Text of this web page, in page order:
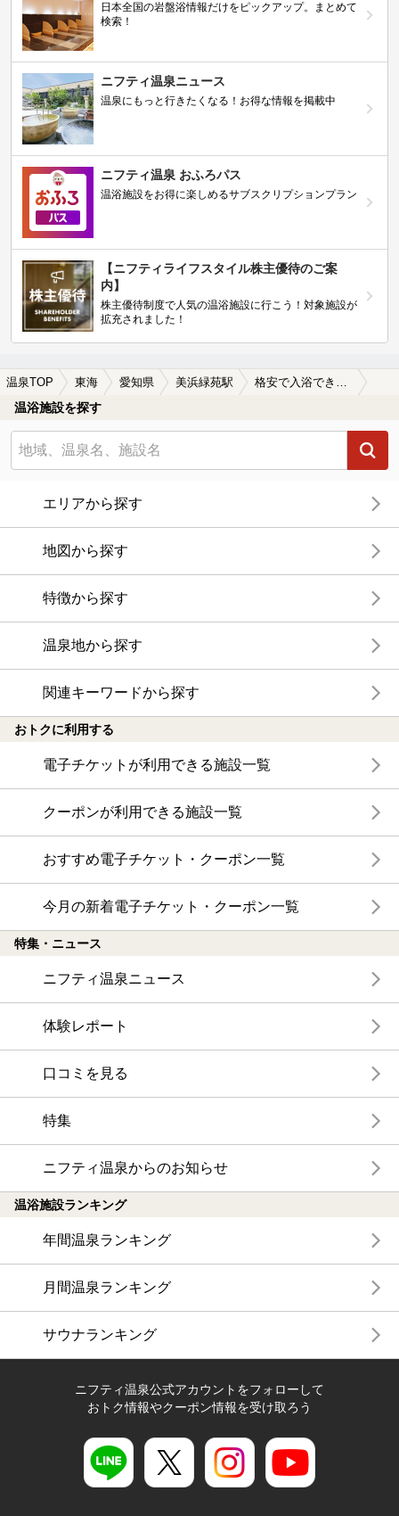
日本全国の岩盤浴情報だけをピックアップ。まとめて
検索！
ニフティ温泉ニュース
温泉にもっと行きたくなる！お得な情報を掲載中
ニフティ温泉 おふろパス
温浴施設をお得に楽しめるサブスクリプションプラン
【ニフティライフスタイル株主優待のご案
内】
株主優待制度で人気の温浴施設に行こう！対象施設が
拡充されました！
温泉TOP 東海 愛知県 美浜緑苑駅 格安で入浴できる美浜緑苑駅近くの温泉、日帰り温泉、スーパー銭湯おすすめ
温浴施設を探す
エリアから探す
地図から探す
特徴から探す
温泉地から探す
関連キーワードから探す
おトクに利用する
電子チケットが利用できる施設一覧
クーポンが利用できる施設一覧
おすすめ電子チケット・クーポン一覧
今月の新着電子チケット・クーポン一覧
特集・ニュース
ニフティ温泉ニュース
体験レポート
口コミを見る
特集
ニフティ温泉からのお知らせ
温浴施設ランキング
年間温泉ランキング
月間温泉ランキング
サウナランキング
ニフティ温泉公式アカウントをフォローして
おトク情報やクーポン情報を受け取ろう